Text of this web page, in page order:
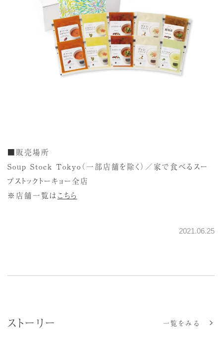
■販売場所
Soup Stock Tokyo（一部店舗を除く）／家で食べるスー
プストックトーキョー全店
※店舗一覧はこちら
2021.06.25
ストーリー 一覧をみる